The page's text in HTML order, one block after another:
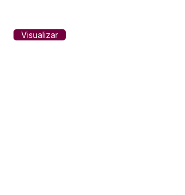
Visualizar